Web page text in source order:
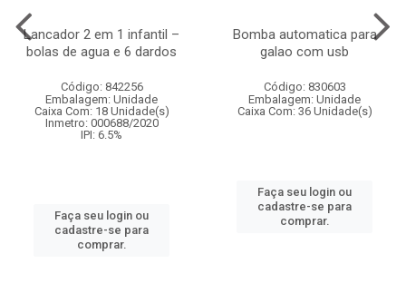
Lancador 2 em 1 infantil –
bolas de agua e 6 dardos
Código: 842256
Embalagem: Unidade
Caixa Com: 18 Unidade(s)
Inmetro: 000688/2020
IPI: 6.5%
Faça seu login ou
cadastre-se para
comprar.
Bomba automatica para
galao com usb
Código: 830603
Embalagem: Unidade
Caixa Com: 36 Unidade(s)
Faça seu login ou
cadastre-se para
comprar.